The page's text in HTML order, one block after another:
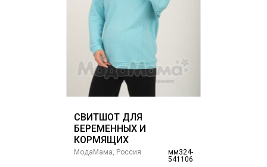
СВИТШОТ ДЛЯ
БЕРЕМЕННЫХ И
КОРМЯЩИХ
мм324-
541106
МодаМама, Россия